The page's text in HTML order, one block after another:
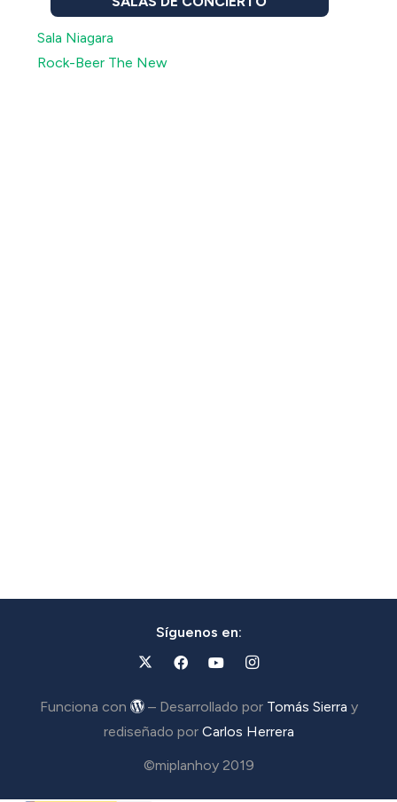
Sala Niagara
Rock-Beer The New
Síguenos en:
Funciona con – Desarrollado por Tomás Sierra y
rediseñado por Carlos Herrera
©miplanhoy 2019